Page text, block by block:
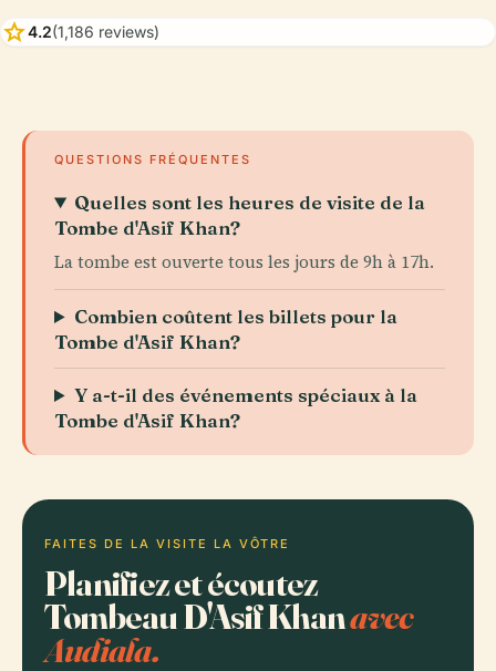
star4.2(1,186 reviews)
QUESTIONS FRÉQUENTES
Quelles sont les heures de visite de la
Tombe d'Asif Khan?
La tombe est ouverte tous les jours de 9h à 17h.
Combien coûtent les billets pour la
Tombe d'Asif Khan?
Y a-t-il des événements spéciaux à la
Tombe d'Asif Khan?
FAITES DE LA VISITE LA VÔTRE
Planifiez et écoutez
Tombeau D'Asif Khanavec
Audiala.